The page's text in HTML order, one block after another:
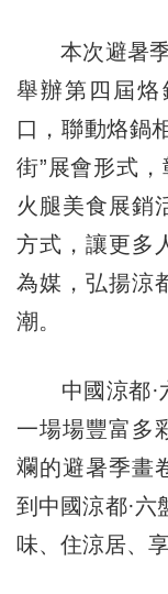
本次避暑季
舉辦第四屆
口，聯動烙鍋
街”展會形式
火腿美食展銷
方式，讓更多
為媒，弘揚涼
潮。
中國涼都·六
一場場豐富多
斕的避暑季畫
到中國涼都·六
味、住涼居、享